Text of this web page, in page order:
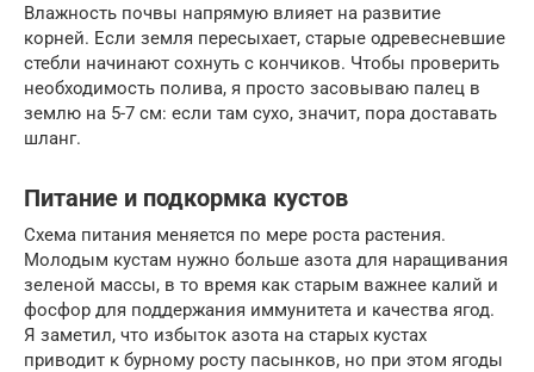
Влажность почвы напрямую влияет на развитие
корней. Если земля пересыхает, старые одревесневшие
стебли начинают сохнуть с кончиков. Чтобы проверить
необходимость полива, я просто засовываю палец в
землю на 5-7 см: если там сухо, значит, пора доставать
шланг.
Питание и подкормка кустов
Схема питания меняется по мере роста растения.
Молодым кустам нужно больше азота для наращивания
зеленой массы, в то время как старым важнее калий и
фосфор для поддержания иммунитета и качества ягод.
Я заметил, что избыток азота на старых кустах
приводит к бурному росту пасынков, но при этом ягоды